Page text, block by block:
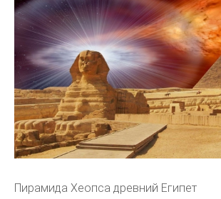
Пирамида Хеопса древний Египет